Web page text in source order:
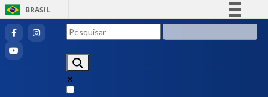
BRASIL